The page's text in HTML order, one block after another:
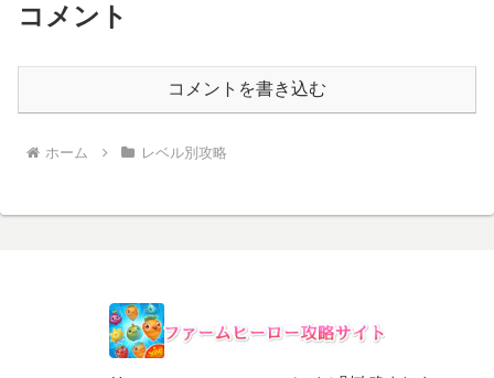
コメント
コメントを書き込む
ホーム レベル別攻略